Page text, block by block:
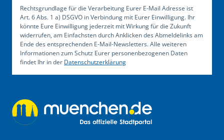
Rechtsgrundlage für die Verarbeitung Eurer E-Mail Adresse ist
Art. 6 Abs. 1 a) DSGVO in Verbindung mit Eurer Einwilligung. Ihr
könnte Eure Einwilligung jederzeit mit Wirkung für die Zukunft
widerrufen, am Einfachsten durch Anklicken des Abmeldelinks am
Ende des entsprechenden E-Mail-Newsletters. Alle weiteren
Informationen zum Schutz Eurer personenbezogenen Daten
findet Ihr in der Datenschutzerklärung